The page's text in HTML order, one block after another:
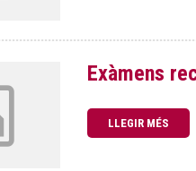
Exàmens
LLEGIR MÉS